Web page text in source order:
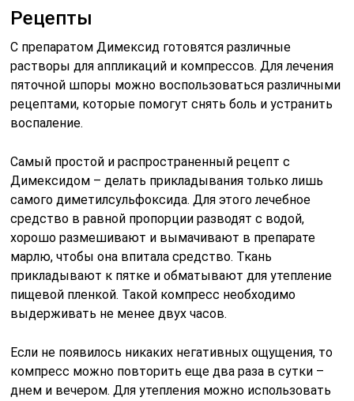
Рецепты
С препаратом Димексид готовятся различные
растворы для аппликаций и компрессов. Для лечения
пяточной шпоры можно воспользоваться различными
рецептами, которые помогут снять боль и устранить
воспаление.
Самый простой и распространенный рецепт с
Димексидом – делать прикладывания только лишь
самого диметилсульфоксида. Для этого лечебное
средство в равной пропорции разводят с водой,
хорошо размешивают и вымачивают в препарате
марлю, чтобы она впитала средство. Ткань
прикладывают к пятке и обматывают для утепление
пищевой пленкой. Такой компресс необходимо
выдерживать не менее двух часов.
Если не появилось никаких негативных ощущения, то
компресс можно повторить еще два раза в сутки –
днем и вечером. Для утепления можно использовать